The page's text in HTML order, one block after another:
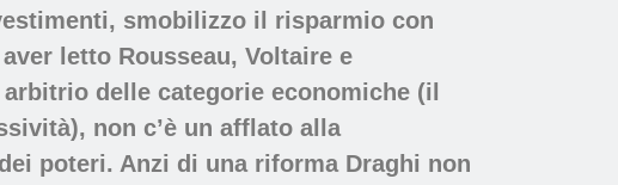
smobilizzo il risparmio con
letto Rousseau, Voltaire e
delle categorie economiche (il
non c’è un afflato alla
poteri. Anzi di una riforma Draghi non